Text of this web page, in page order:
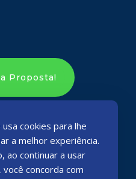
Proposta!
cookies para lhe
a melhor experiência.
ao continuar a usar
concorda com